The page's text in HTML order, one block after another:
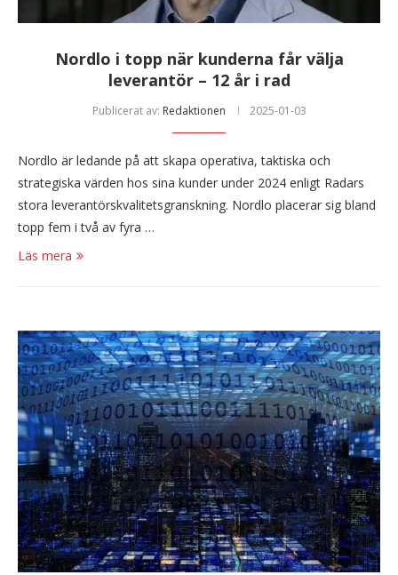
Nordlo i topp när kunderna får välja
leverantör – 12 år i rad
Publicerat av: Redaktionen 2025-01-03
Nordlo är ledande på att skapa operativa, taktiska och
strategiska värden hos sina kunder under 2024 enligt Radars
stora leverantörskvalitetsgranskning. Nordlo placerar sig bland
topp fem i två av fyra …
Läs mera